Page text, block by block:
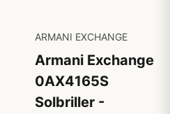
ARMANI EXCHANGE
Armani Exchange
0AX4165S
Solbriller -